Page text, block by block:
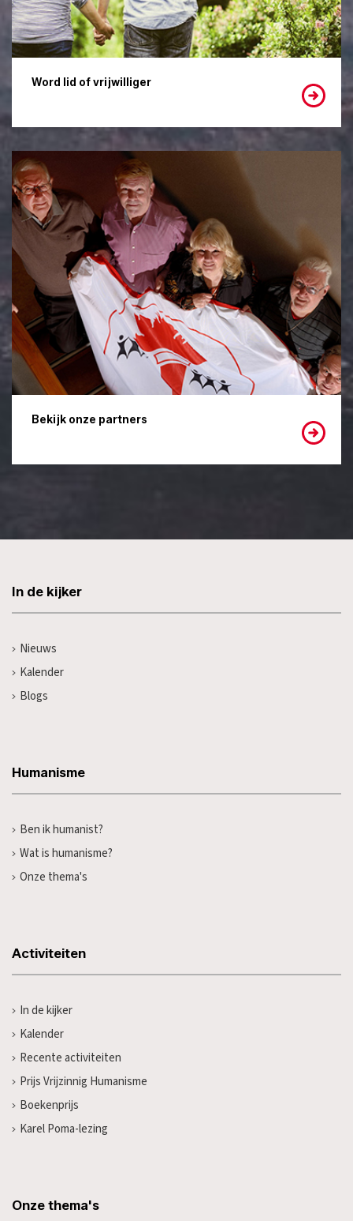
Word lid of vrijwilliger
Bekijk onze partners
In de kijker
Nieuws
Kalender
Blogs
Humanisme
Ben ik humanist?
Wat is humanisme?
Onze thema's
Activiteiten
In de kijker
Kalender
Recente activiteiten
Prijs Vrijzinnig Humanisme
Boekenprijs
Karel Poma-lezing
Onze thema's